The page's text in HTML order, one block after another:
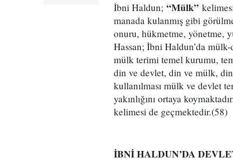
İbni Haldun; “Mülk”
manada kulanmış gibi
onuru, hükmetme, yönetme,
Hassan; İbni Haldun’da
mülk terimi temel kurumu,
din ve devlet, din ve mülk,
kullanılması mülk ve devlet
yakınlığını ortaya
kelimesi de geçmektedir.(58)
İBNİ HALDUN’DA